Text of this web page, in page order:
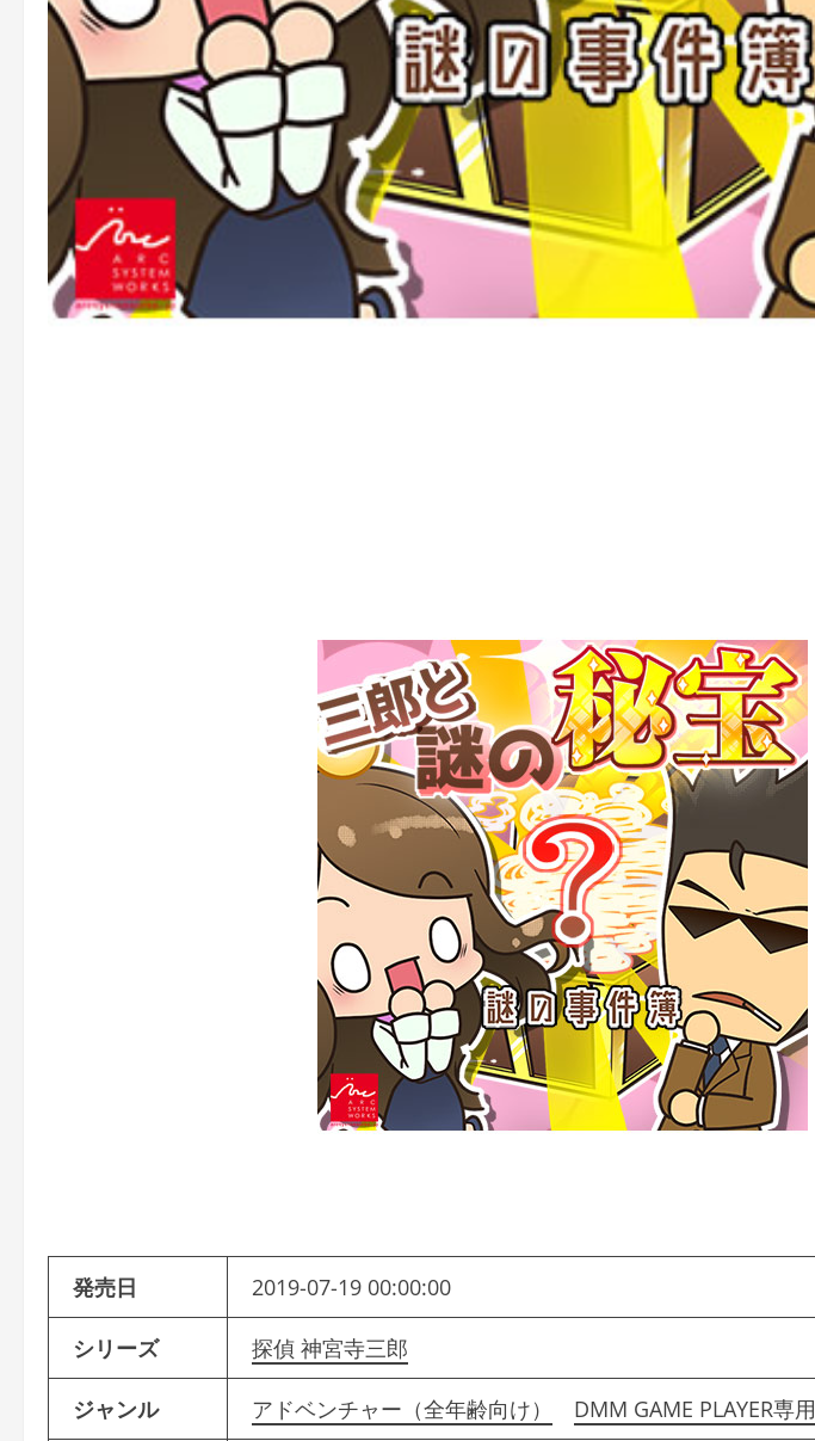
発売日 2019-07-19 00:00:00
シリーズ 探偵 神宮寺三郎
ジャンル アドベンチャー（全年齢向け） DMM GAME PLAYER専用